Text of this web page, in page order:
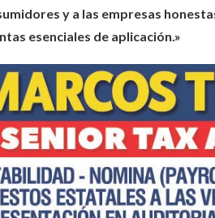
y a las empresas
esenciales de aplicación.»